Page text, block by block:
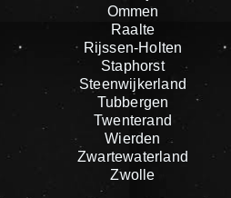
Ommen
Raalte
Rijssen-Holten
Staphorst
Steenwijkerland
Tubbergen
Twenterand
Wierden
Zwartewaterland
Zwolle